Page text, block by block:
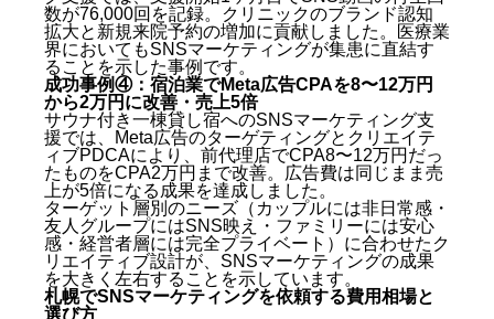
数が76,000回を記録。クリニックのブランド認知
拡大と新規来院予約の増加に貢献しました。医療業
界においてもSNSマーケティングが集患に直結す
ることを示した事例です。
成功事例④：宿泊業でMeta広告CPAを8〜12万円
から2万円に改善・売上5倍
サウナ付き一棟貸し宿へのSNSマーケティング支
援では、Meta広告のターゲティングとクリエイテ
ィブPDCAにより、前代理店でCPA8〜12万円だっ
たものをCPA2万円まで改善。広告費は同じまま売
上が5倍になる成果を達成しました。
ターゲット層別のニーズ（カップルには非日常感・
友人グループにはSNS映え・ファミリーには安心
感・経営者層には完全プライベート）に合わせたク
リエイティブ設計が、SNSマーケティングの成果
を大きく左右することを示しています。
札幌でSNSマーケティングを依頼する費用相場と
選び方
SNSマーケティングの基本：札幌の店舗オーナーが知
るべき仕組み
SNSマーケティングの3つの主要な目的
SNSマーケティングで重要なアルゴリズムの基本
オーガニックと有料広告の使い分け
札幌のSNSマーケティング成功事例を徹底解説
成功事例①：整体院でSNSマーケティング開始1ヶ
月目に前年比166%売上アップ
成功事例②：サプリメント会社でTikTok累計44万再
生・3ヶ月で売上1.3倍
成功事例③：渋谷レディースクリニックで1ヶ月目